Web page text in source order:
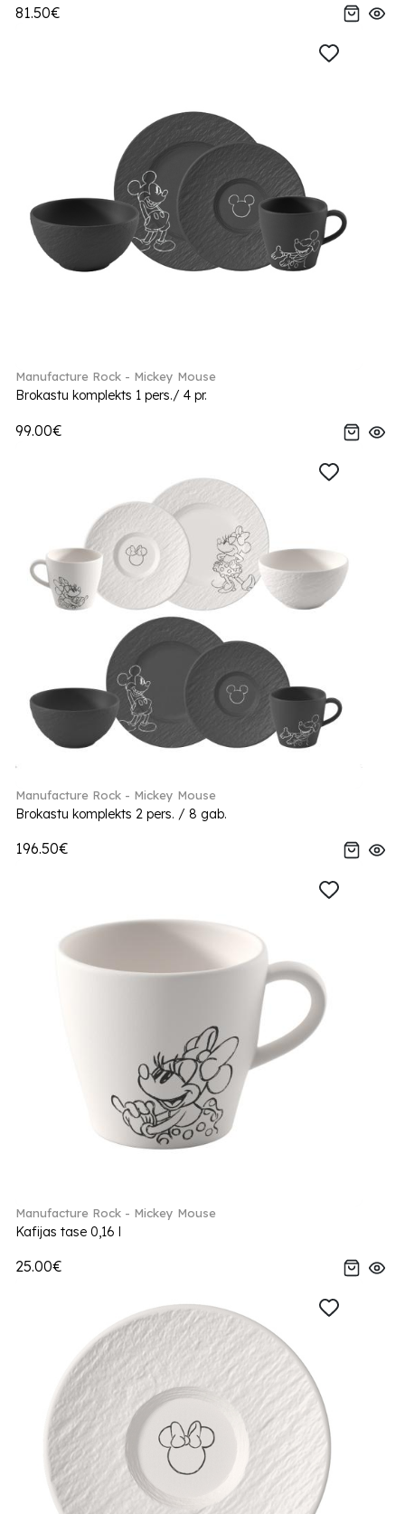
81.50€
Manufacture Rock - Mickey Mouse
Brokastu komplekts 1 pers./ 4 pr.
99.00€
Manufacture Rock - Mickey Mouse
Brokastu komplekts 2 pers. / 8 gab.
196.50€
Manufacture Rock - Mickey Mouse
Kafijas tase 0,16 l
25.00€